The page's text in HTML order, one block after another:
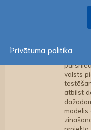
valsts
atbilst
Privātuma politika